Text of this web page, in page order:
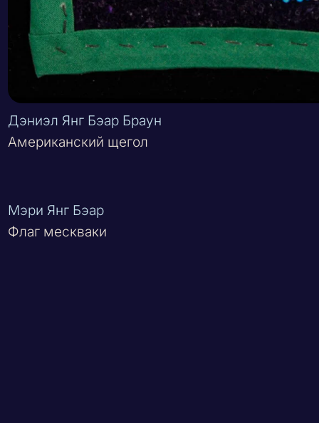
Дэниэл Янг Бэар Браун
Американский щегол
Мэри Янг Бэар
Флаг мескваки